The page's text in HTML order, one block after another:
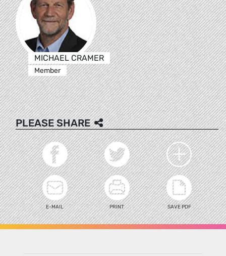
MICHAEL CRAMER
Member
PLEASE SHARE
E-MAIL PRINT SAVE PDF